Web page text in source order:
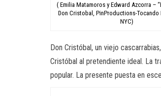
( Emilia Matamoros y Edward Azcorra –
Don Cristobal, PinProductions-Tocando
NYC)
Don Cristóbal, un viejo
Cristóbal al pretendiente ideal. La
popular. La presente puesta en